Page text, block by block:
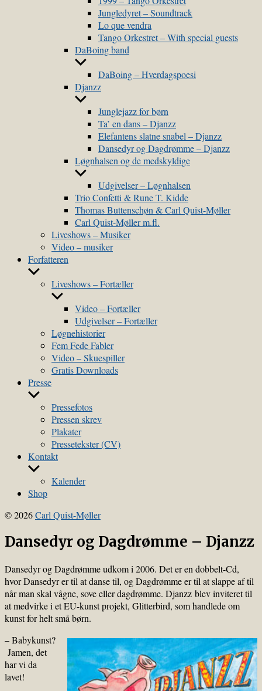
Jungledyret – Soundtrack
Lo que vendra
Tango Orkestret – With special guests
DaBoing band
Show
menu
DaBoing – Hverdagspoesi
Djanzz
Show
menu
Junglejazz for børn
Ta’ en dans – Djanzz
Elefantens slatne snabel – Djanzz
Dansedyr og Dagdrømme – Djanzz
Løgnhalsen og de medskyldige
Show
menu
Udgivelser – Løgnhalsen
Trio Confetti & Rune T. Kidde
Thomas Buttenschøn & Carl Quist-Møller
Carl Quist-Møller m.fl.
Liveshows – Musiker
Video – musiker
Forfatteren
Show
Liveshows – Fortæller
Show
menu
Video – Fortæller
Udgivelser – Fortæller
Løgnehistorier
Fem Fede Fabler
Video – Skuespiller
Gratis Downloads
Presse
Show
menu
Pressefotos
Pressen skrev
Plakater
Pressetekster (CV)
Kontakt
Show
menu
Kalender
Shop
© 2026Carl Quist-Møller
Dansedyr og Dagdrømme – Djanzz
Dansedyr og Dagdrømme udkom i 2006. Det er en dobbelt-Cd,
hvor Dansedyr er til at danse til, og Dagdrømme er til at slappe af til
når man skal vågne, sove eller dagdrømme. Djanzz blev inviteret til
at medvirke i et EU-kunst projekt, Glitterbird, som handlede om
kunst for helt små børn.
– Babykunst?
Jamen, det
har vi da
lavet!